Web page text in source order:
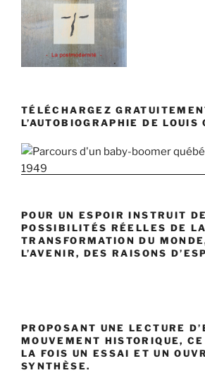
TÉLÉCHARGEZ
L’AUTOBIOGRAPHIE DE LOUIS
POUR UN ESPOIR INSTRUIT
POSSIBILITÉS RÉELLES DE LA
TRANSFORMATION DU
L’AVENIR, DES RAISONS
PROPOSANT UNE LECTURE
MOUVEMENT HISTORIQUE,
LA FOIS UN ESSAI ET UN
SYNTHÈSE.